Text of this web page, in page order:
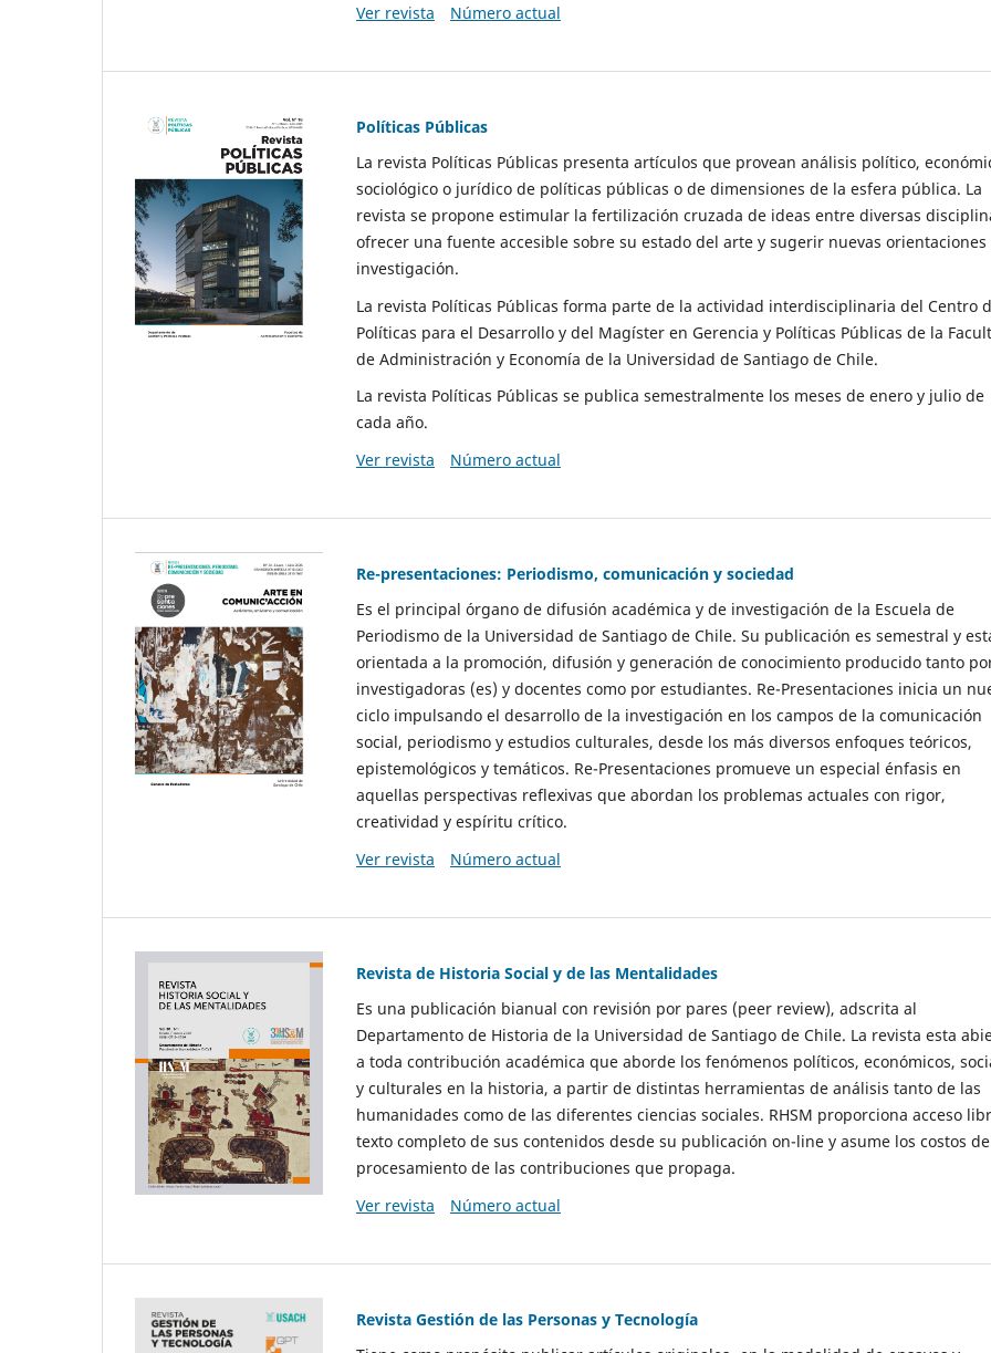
Ver revista
Número actual
Políticas Públicas
La revista Políticas Públicas presenta artículos que provean análisis político,
sociológico o jurídico de políticas públicas o de dimensiones de la esfera pública. La
revista se propone estimular la fertilización cruzada de ideas entre diversas
ofrecer una fuente accesible sobre su estado del arte y sugerir nuevas orientaciones
investigación.
La revista Políticas Públicas forma parte de la actividad interdisciplinaria del Centro
Políticas para el Desarrollo y del Magíster en Gerencia y Políticas Públicas de la
de Administración y Economía de la Universidad de Santiago de Chile.
La revista Políticas Públicas se publica semestralmente los meses de enero y julio de
cada año.
Ver revista
Número actual
Re-presentaciones: Periodismo, comunicación y sociedad
Es el principal órgano de difusión académica y de investigación de la Escuela de
Periodismo de la Universidad de Santiago de Chile. Su publicación es semestral y
orientada a la promoción, difusión y generación de conocimiento producido tanto
investigadoras (es) y docentes como por estudiantes. Re-Presentaciones inicia un
ciclo impulsando el desarrollo de la investigación en los campos de la comunicación
social, periodismo y estudios culturales, desde los más diversos enfoques teóricos,
epistemológicos y temáticos. Re-Presentaciones promueve un especial énfasis en
aquellas perspectivas reflexivas que abordan los problemas actuales con rigor,
creatividad y espíritu crítico.
Ver revista
Número actual
Revista de Historia Social y de las Mentalidades
Es una publicación bianual con revisión por pares (peer review), adscrita al
Departamento de Historia de la Universidad de Santiago de Chile. La revista esta
a toda contribución académica que aborde los fenómenos políticos, económicos,
y culturales en la historia, a partir de distintas herramientas de análisis tanto de las
humanidades como de las diferentes ciencias sociales. RHSM proporciona acceso
texto completo de sus contenidos desde su publicación on-line y asume los costos de
procesamiento de las contribuciones que propaga.
Ver revista
Número actual
Revista Gestión de las Personas y Tecnología